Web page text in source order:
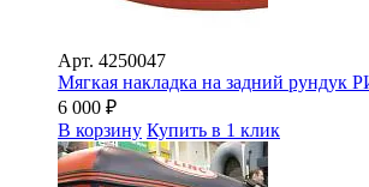
Арт. 4250047
Мягкая накладка на задний рундук
6 000 ₽
В корзину Купить в 1 клик